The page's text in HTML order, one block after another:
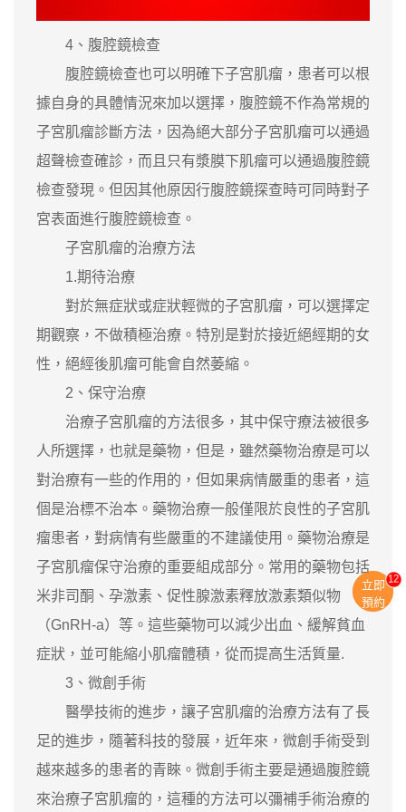
4、腹腔鏡檢查
腹腔鏡檢查也可以明確下子宮肌瘤，患者可以根
據自身的具體情況來加以選擇，腹腔鏡不作為常規的
子宮肌瘤診斷方法，因為絕大部分子宮肌瘤可以通過
超聲檢查確診，而且只有漿膜下肌瘤可以通過腹腔鏡
檢查發現。但因其他原因行腹腔鏡探查時可同時對子
宮表面進行腹腔鏡檢查。
子宮肌瘤的治療方法
1.期待治療
對於無症狀或症狀輕微的子宮肌瘤，可以選擇定
期觀察，不做積極治療。特別是對於接近絕經期的女
性，絕經後肌瘤可能會自然萎縮。
2、保守治療
治療子宮肌瘤的方法很多，其中保守療法被很多
人所選擇，也就是藥物，但是，雖然藥物治療是可以
對治療有一些的作用的，但如果病情嚴重的患者，這
個是治標不治本。藥物治療一般僅限於良性的子宮肌
瘤患者，對病情有些嚴重的不建議使用。藥物治療是
子宮肌瘤保守治療的重要組成部分。常用的藥物包括
米非司酮、孕激素、促性腺激素釋放激素類似物
（GnRH-a）等。這些藥物可以減少出血、緩解貧血
症狀，並可能縮小肌瘤體積，從而提高生活質量.
3、微創手術
醫學技術的進步，讓子宮肌瘤的治療方法有了長
足的進步，隨著科技的發展，近年來，微創手術受到
越來越多的患者的青睞。微創手術主要是通過腹腔鏡
來治療子宮肌瘤的，這種的方法可以彌補手術治療的
立即
預約
13